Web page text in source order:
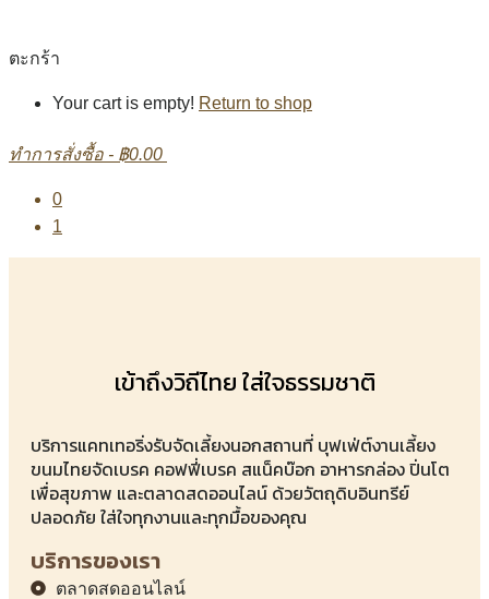
ตะกร้า
Your cart is empty! Return to shop
ทำการสั่งซื้อ - ฿0.00
0
1
เข้าถึงวิถีไทย ใส่ใจธรรมชาติ
บริการแคทเทอริ่งรับจัดเลี้ยงนอกสถานที่ บุฟเฟ่ต์งานเลี้ยง
ขนมไทยจัดเบรค คอฟฟี่เบรค สแน็คบ๊อก อาหารกล่อง ปิ่นโต
เพื่อสุขภาพ และตลาดสดออนไลน์ ด้วยวัตถุดิบอินทรีย์
ปลอดภัย ใส่ใจทุกงานและทุกมื้อของคุณ
บริการของเรา
ตลาดสดออนไลน์